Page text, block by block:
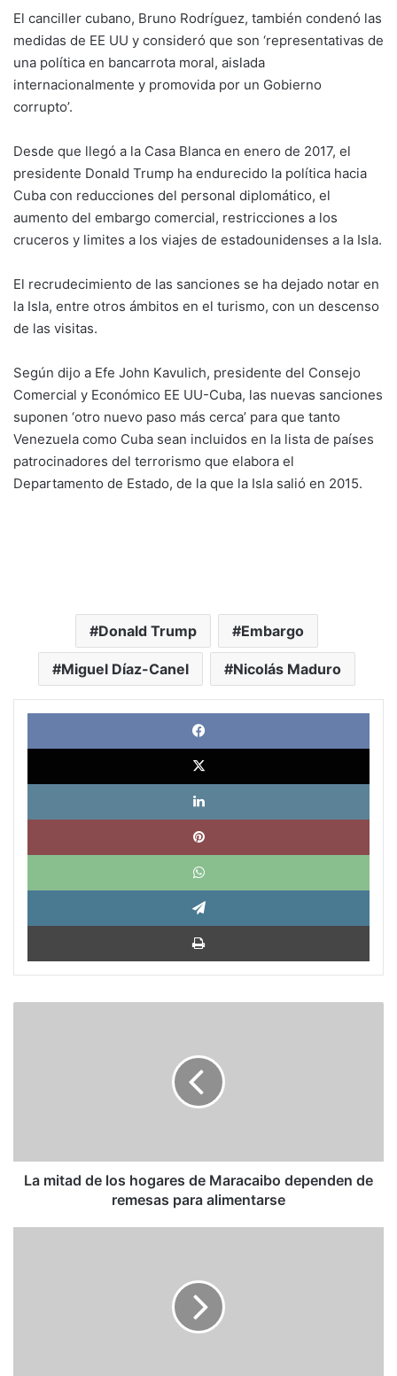
El canciller cubano, Bruno Rodríguez, también condenó las
medidas de EE UU y consideró que son ‘representativas de
una política en bancarrota moral, aislada
internacionalmente y promovida por un Gobierno
corrupto’.
Desde que llegó a la Casa Blanca en enero de 2017, el
presidente Donald Trump ha endurecido la política hacia
Cuba con reducciones del personal diplomático, el
aumento del embargo comercial, restricciones a los
cruceros y limites a los viajes de estadounidenses a la Isla.
El recrudecimiento de las sanciones se ha dejado notar en
la Isla, entre otros ámbitos en el turismo, con un descenso
de las visitas.
Según dijo a Efe John Kavulich, presidente del Consejo
Comercial y Económico EE UU-Cuba, las nuevas sanciones
suponen ‘otro nuevo paso más cerca’ para que tanto
Venezuela como Cuba sean incluidos en la lista de países
patrocinadores del terrorismo que elabora el
Departamento de Estado, de la que la Isla salió en 2015.
Donald Trump Embargo
Miguel Díaz-Canel Nicolás Maduro
X
de
remesas
La mitad de los hogares de Maracaibo dependen de
remesas para alimentarse